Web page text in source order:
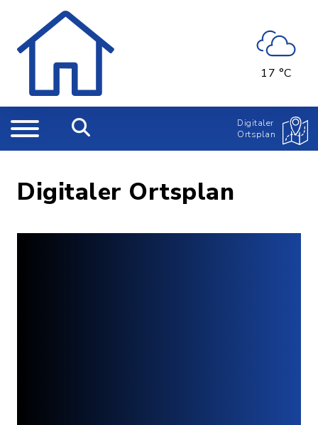
17 °C
Digitaler
Ortsplan
Digitaler Ortsplan